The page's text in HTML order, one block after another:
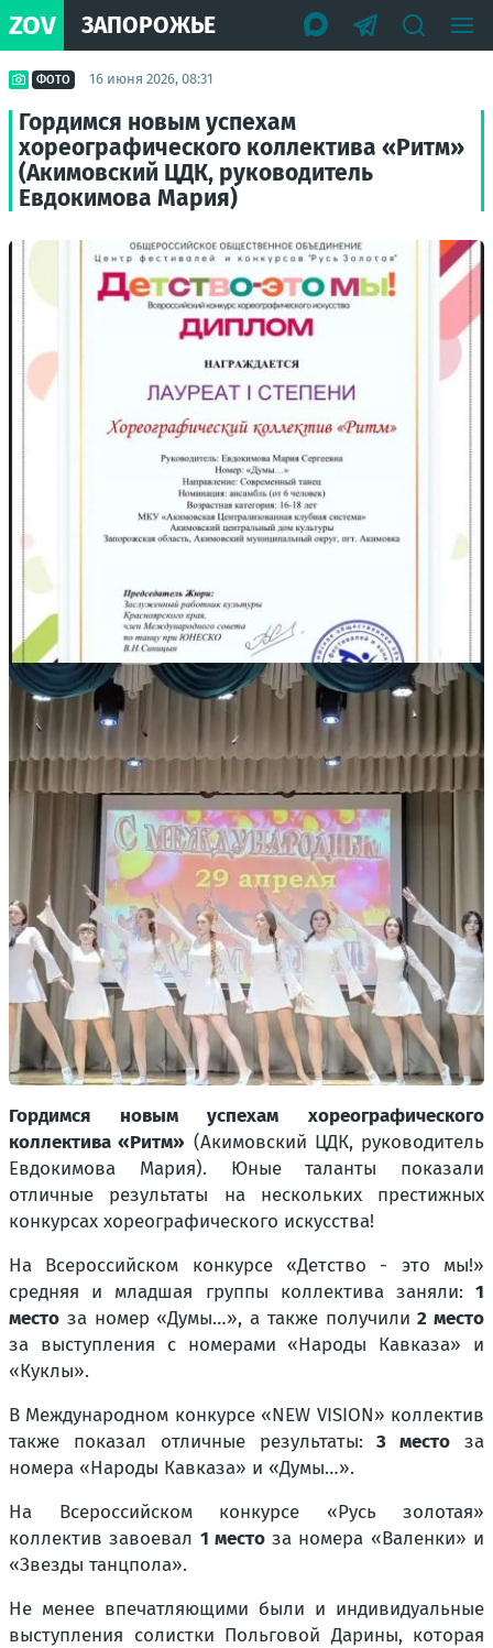
ZOV ЗАПОРОЖЬЕ
ФОТО 16 июня 2026, 08:31
Гордимся новым успехам
хореографического коллектива «Ритм»
(Акимовский ЦДК, руководитель
Евдокимова Мария)
Гордимся новым успехам хореографического
коллектива «Ритм» (Акимовский ЦДК, руководитель
Евдокимова Мария). Юные таланты показали
отличные результаты на нескольких престижных
конкурсах хореографического искусства!
На Всероссийском конкурсе «Детство - это мы!»
средняя и младшая группы коллектива заняли: 1
место за номер «Думы…», а также получили2 место
за выступления с номерами «Народы Кавказа» и
«Куклы».
В Международном конкурсе «NEW VISION» коллектив
также показал отличные результаты:3 место за
номера «Народы Кавказа» и «Думы…».
На Всероссийском конкурсе «Русь золотая»
коллектив завоевал 1 местоза номера «Валенки» и
«Звезды танцпола».
Не менее впечатляющими были и индивидуальные
выступления солистки Польговой Дарины, которая